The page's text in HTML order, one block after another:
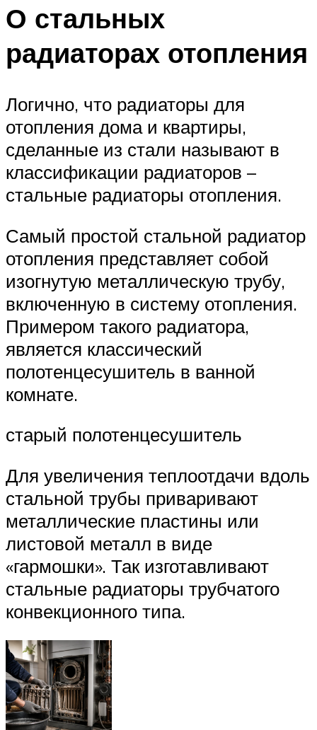
О стальных
радиаторах отопления
Логично, что радиаторы для
отопления дома и квартиры,
сделанные из стали называют в
классификации радиаторов –
стальные радиаторы отопления.
Самый простой стальной радиатор
отопления представляет собой
изогнутую металлическую трубу,
включенную в систему отопления.
Примером такого радиатора,
является классический
полотенцесушитель в ванной
комнате.
старый полотенцесушитель
Для увеличения теплоотдачи вдоль
стальной трубы приваривают
металлические пластины или
листовой металл в виде
«гармошки». Так изготавливают
стальные радиаторы трубчатого
конвекционного типа.